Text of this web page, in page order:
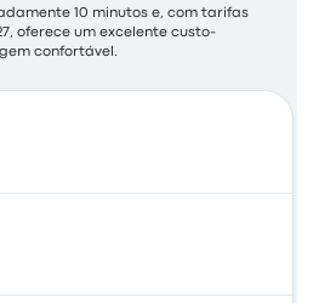
10 minutos e, com tarifas
oferece um excelente custo-
confortável.